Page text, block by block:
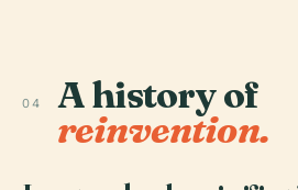
04 A history of
reinvention.